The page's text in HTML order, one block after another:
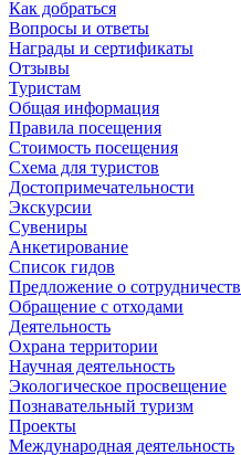
Как добраться
Вопросы и ответы
Награды и сертификаты
Отзывы
Туристам
Общая информация
Правила посещения
Стоимость посещения
Схема для туристов
Достопримечательности
Экскурсии
Сувениры
Анкетирование
Список гидов
Предложение о
Обращение с отходами
Деятельность
Охрана территории
Научная деятельность
Экологическое просвещение
Познавательный туризм
Проекты
Международная деятельность